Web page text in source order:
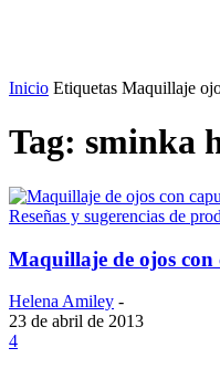
Inicio Etiquetas Maquillaje
Tag: sminka
Reseñas y sugerencias de
Maquillaje de ojos con
Helena Amiley -
23 de abril de 2013
4